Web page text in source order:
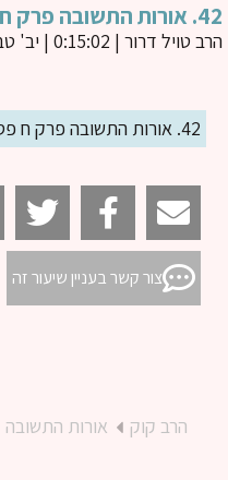
ח פסקאות ו-ז
טויל דרור| 0:15:02 | יב' טבת תשפ"ג
42. אורות התשובה פרק ח פסקאות ו-ז
צור קשר בעניין שיעור זה
הרב קוק
אורות התשובה